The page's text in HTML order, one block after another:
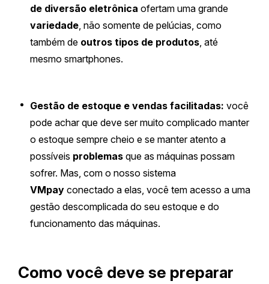
de diversão eletrônica ofertam uma grande
variedade, não somente de pelúcias, como
também de outros tipos de produtos, até
mesmo smartphones.
Gestão de estoque e vendas facilitadas: você
pode achar que deve ser muito complicado manter
o estoque sempre cheio e se manter atento a
possíveis problemas que as máquinas possam
sofrer. Mas, com o nosso sistema
VMpay conectado a elas, você tem acesso a uma
gestão descomplicada do seu estoque e do
funcionamento das máquinas.
Como você deve se preparar